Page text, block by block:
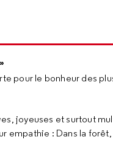
pour le bonheur des
joyeuses et surtout
: Dans la